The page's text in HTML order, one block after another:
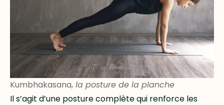
Kumbhakasana, la posture de la planche
Il s’agit d’une posture complète qui renforce les